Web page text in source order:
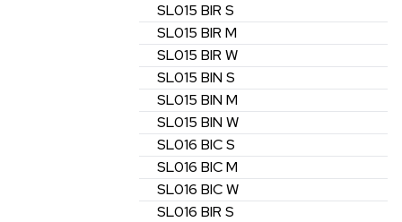
SL015 BIR S
SL015 BIR M
SL015 BIR W
SL015 BIN S
SL015 BIN M
SL015 BIN W
SL016 BIC S
SL016 BIC M
SL016 BIC W
SL016 BIR S